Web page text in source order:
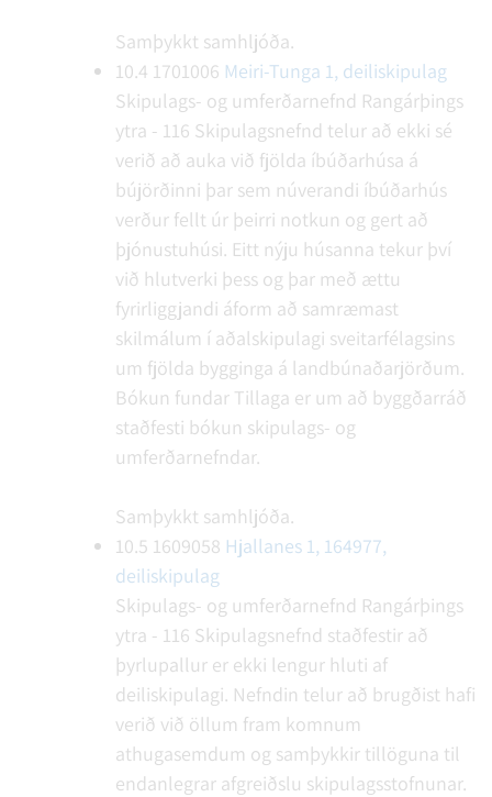
Samþykkt samhljóða.
10.4 1701006 Meiri-Tunga 1, deiliskipulag
Skipulags- og umferðarnefnd Rangárþings
ytra - 116 Skipulagsnefnd telur að ekki sé
verið að auka við fjölda íbúðarhúsa á
bújörðinni þar sem núverandi íbúðarhús
verður fellt úr þeirri notkun og gert að
þjónustuhúsi. Eitt nýju húsanna tekur því
við hlutverki þess og þar með ættu
fyrirliggjandi áform að samræmast
skilmálum í aðalskipulagi sveitarfélagsins
um fjölda bygginga á landbúnaðarjörðum.
Bókun fundar Tillaga er um að byggðarráð
staðfesti bókun skipulags- og
umferðarnefndar.
Samþykkt samhljóða.
10.5 1609058 Hjallanes 1, 164977,
deiliskipulag
Skipulags- og umferðarnefnd Rangárþings
ytra - 116 Skipulagsnefnd staðfestir að
þyrlupallur er ekki lengur hluti af
deiliskipulagi. Nefndin telur að brugðist hafi
verið við öllum fram komnum
athugasemdum og samþykkir tillöguna til
endanlegrar afgreiðslu skipulagsstofnunar.